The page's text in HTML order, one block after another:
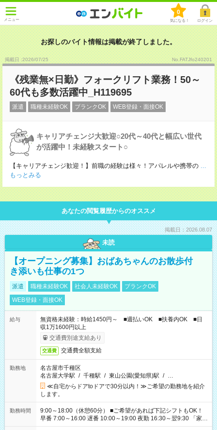
メニュー
0
気になる！ ログイン
お探しのバイト情報は掲載が終了しました。
掲載日 :2026/07/25 No.FATJfo240201
《残業無×日勤》フォークリフト業務！50～
60代も多数活躍中_H119695
派遣 職種未経験OK ブランクOK WEB登録・面接OK
キャリアチェンジ大歓迎○20代～40代と幅広い世代
が活躍中！未経験スタート○
【キャリアチェンジ歓迎！】前職の経験は様々！アパレルや携帯の ...
もっとみる
あなたの閲覧履歴からのオススメ
掲載日：2026.08.07
未読
【オープニング募集】おばあちゃんのお散歩付
き添いも仕事の1つ
派遣 職種未経験OK 社会人未経験OK
ブランクOK
WEB登録・面接OK
給与
無資格未経験：時給1450円～ ■週払いOK ■扶養内OK ■日
収1万1600円以上
交通費別途支給あり
交通費 交通費全額支給
勤務地
名古屋市千種区
名古屋大学駅 / 千種駅 / 東山公園(愛知県)駅 / …
≪自宅からドアtoドアで30分以内！≫ご希望の勤務地を紹介
します。
勤務時間
9:00～18:00（休憩60分） ■ご希望があれば下記シフトもOK！
早番 7:00～16:00 遅番 10:00～19:00 夜勤 16:30～翌9:30 「家族
と休みを合わせたい」 「余裕を持って夕飯の準備がしたい」